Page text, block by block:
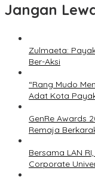
Jangan
Zulmaeta:
Ber-Aksi
“Rang Mudo
Adat Kota
GenRe Awards
Remaja
Bersama LAN
Corporate